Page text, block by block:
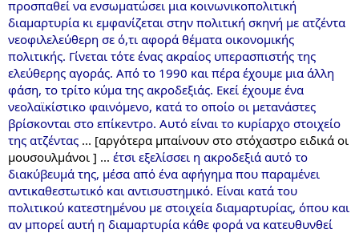
προσπαθεί να ενσωματώσει μια κοινωνικοπολιτική
διαμαρτυρία κι εμφανίζεται στην πολιτική σκηνή με ατζέντα
νεοφιλελεύθερη σε ό,τι αφορά θέματα οικονομικής
πολιτικής. Γίνεται τότε ένας ακραίος υπερασπιστής της
ελεύθερης αγοράς. Από το 1990 και πέρα έχουμε μια άλλη
φάση, το τρίτο κύμα της ακροδεξιάς. Εκεί έχουμε ένα
νεολαϊκίστικο φαινόμενο, κατά το οποίο οι μετανάστες
βρίσκονται στο επίκεντρο. Αυτό είναι το κυρίαρχο στοιχείο
της ατζέντας ... [αργότερα μπαίνουν στο στόχαστρο ειδικά οι
μουσουλμάνοι ] ... έτσι εξελίσσει η ακροδεξιά αυτό το
διακύβευμά της, μέσα από ένα αφήγημα που παραμένει
αντικαθεστωτικό και αντισυστημικό. Είναι κατά του
πολιτικού κατεστημένου με στοιχεία διαμαρτυρίας, όπου και
αν μπορεί αυτή η διαμαρτυρία κάθε φορά να κατευθυνθεί